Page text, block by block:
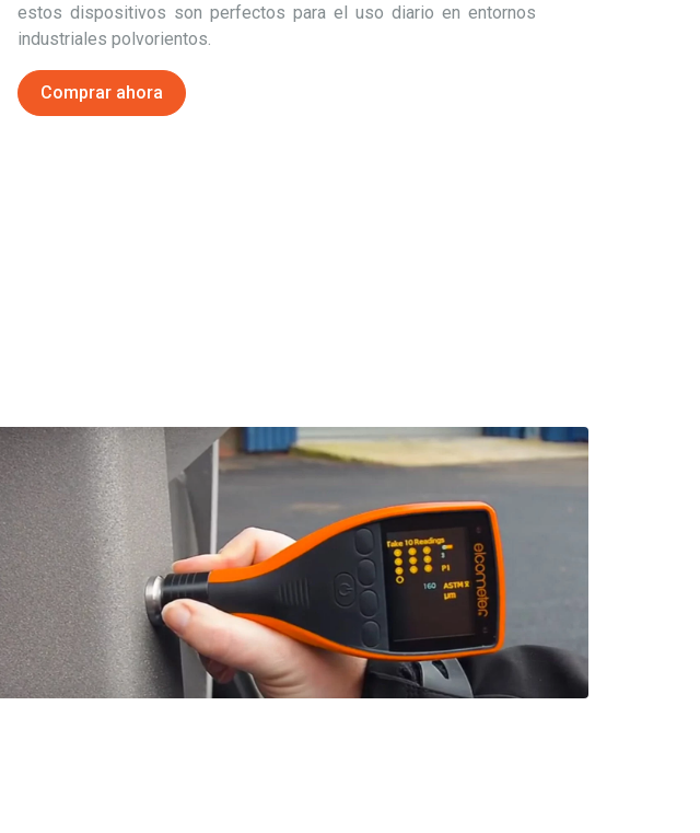
estos dispositivos son perfectos para el uso diario en entornos
industriales polvorientos.
Comprar ahora